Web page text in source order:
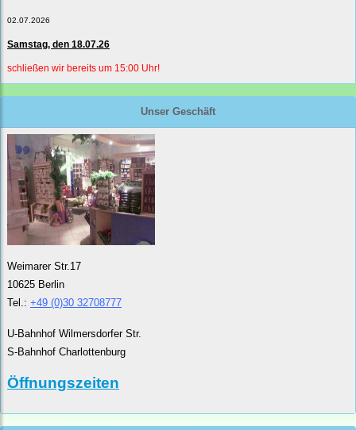
02.07.2026
Samstag, den 18.07.26
schließen wir bereits um 15:00 Uhr!
Unser Geschäft
Weimarer Str.17
10625 Berlin
Tel.: +49 (0)30 32708777
U-Bahnhof Wilmersdorfer Str.
S-Bahnhof Charlottenburg
Öffnungszeiten